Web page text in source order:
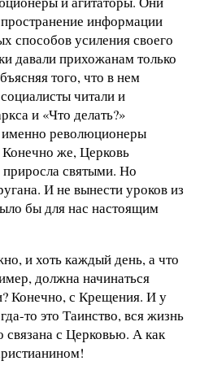
информации
способов усиления своего
давали прихожанам только
того, что в нем
читали и
и «Что делать?»
революционеры
же, Церковь
приросла святыми. Но
И не вынести уроков из
бы для нас настоящим
и хоть каждый день, а что
должна начинаться
Конечно, с Крещения. И у
то это Таинство, вся жизнь
с Церковью. А как